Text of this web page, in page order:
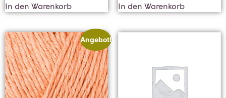
In den Warenkorb In den Warenkorb
Angebot!